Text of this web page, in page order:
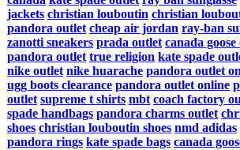
jackets christian louboutin christian
pandora outlet cheap air jordan ray-ban
zanotti sneakers prada outlet canada
pandora outlet true religion kate spade
nike outlet nike huarache pandora outlet
ugg boots clearance pandora outlet online
outlet supreme t shirts mbt coach factory
spade handbags pandora charms outlet
shoes christian louboutin shoes nmd adidas
pandora rings kate spade bags canada